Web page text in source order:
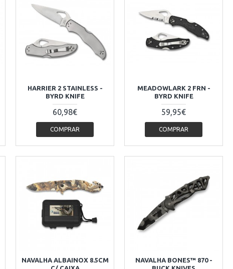
HARRIER 2 STAINLESS -
BYRD KNIFE
60,98€
COMPRAR
MEADOWLARK 2 FRN -
BYRD KNIFE
59,95€
COMPRAR
NAVALHA ALBAINOX 8.5CM
NAVALHA BONES™ 870 -